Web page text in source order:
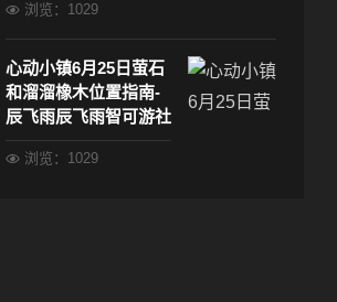
浏览：1029
心动小镇6月25日萤石
和溜溜橡木位置指南-
辰飞雨辰飞雨智可游社
浏览：1029